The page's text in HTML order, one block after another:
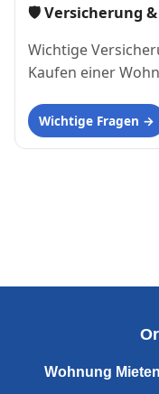
🛡 Versicherung
Wichtige
Kaufen einer
Wichtige Fragen
Wohnung Mieten